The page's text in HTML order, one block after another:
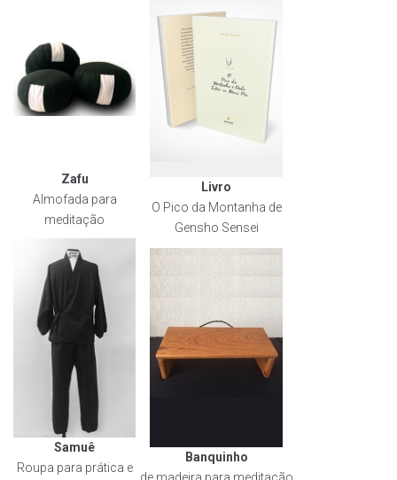
Zafu
Almofada para
meditação
Livro
O Pico da Montanha de
Gensho Sensei
Samuê
Roupa para prática e
Banquinho
de madeira para meditação